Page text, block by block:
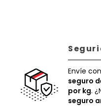
Envíe
seguro
por kg.
seguro